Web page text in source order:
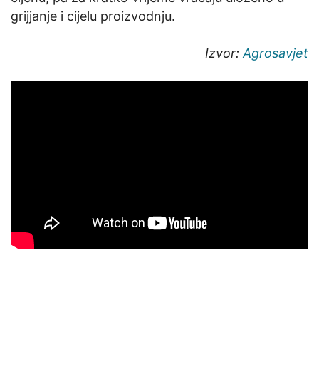
grijjanje i cijelu proizvodnju.
Izvor:Agrosavjet